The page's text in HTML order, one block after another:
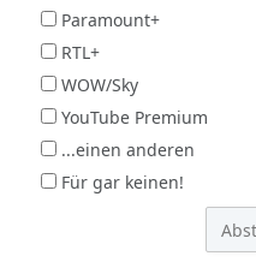
Paramount+
RTL+
WOW/Sky
YouTube Premium
...einen anderen
Für gar keinen!